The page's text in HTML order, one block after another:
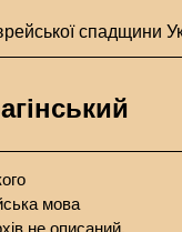
спадщини
мова
не описаний.